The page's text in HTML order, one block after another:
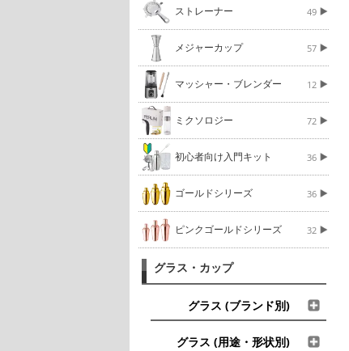
ストレーナー 49
メジャーカップ 57
マッシャー・ブレンダー 12
ミクソロジー 72
初心者向け入門キット 36
ゴールドシリーズ 36
ピンクゴールドシリーズ 32
グラス・カップ
グラス (ブランド別)
グラス (用途・形状別)